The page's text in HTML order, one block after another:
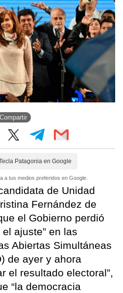
Compartir
Patagonia en Google
a tus medios preferidos en Google.
de Unidad
Fernández de
el Gobierno perdió
ajuste” en las
Abiertas Simultáneas
de ayer y ahora
el resultado electoral”,
“la democracia